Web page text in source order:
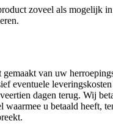
zoveel als mogelijk
van uw
eventuele
dagen terug. Wij
waarmee u betaald heeft,